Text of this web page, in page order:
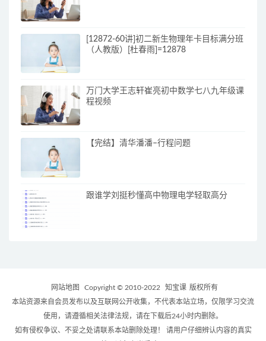
[12872-60讲]初二新生物理年卡目标满分班
（人教版）[杜春雨]=12878
万门大学王志轩崔亮初中数学七八九年级课
程视频
【完结】清华潘潘–行程问题
跟谁学刘挺秒懂高中物理电学轻取高分
网站地图 Copyright © 2010-2022 知宝课 版权所有
本站资源来自会员发布以及互联网公开收集，不代表本站立场，仅限学习交流
使用，请遵循相关法律法规，请在下载后24小时内删除。
如有侵权争议、不妥之处请联系本站删除处理！ 请用户仔细辨认内容的真实